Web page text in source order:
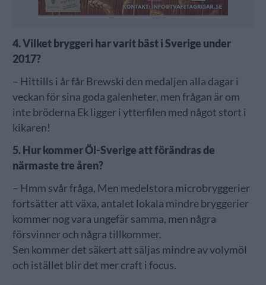
4. Vilket bryggeri har varit bäst i Sverige under
2017?
– Hittills i år får Brewski den medaljen alla dagar i
veckan för sina goda galenheter, men frågan är om
inte bröderna Ek ligger i ytterfilen med något stort i
kikaren!
5. Hur kommer Öl-Sverige att förändras de
närmaste tre åren?
– Hmm svår fråga, Men medelstora microbryggerier
fortsätter att växa, antalet lokala mindre bryggerier
kommer nog vara ungefär samma, men några
försvinner och några tillkommer.
Sen kommer det säkert att säljas mindre av volymöl
och istället blir det mer craft i focus.